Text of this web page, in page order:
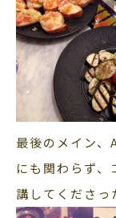
最後のメイン
にも関わらず、
講してくださっ